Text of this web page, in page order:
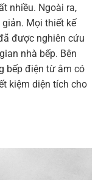
nhiều. Ngoài ra,
Mọi thiết kế
được nghiên cứu
nhà bếp. Bên
bếp điện từ âm có
kiệm diện tích cho